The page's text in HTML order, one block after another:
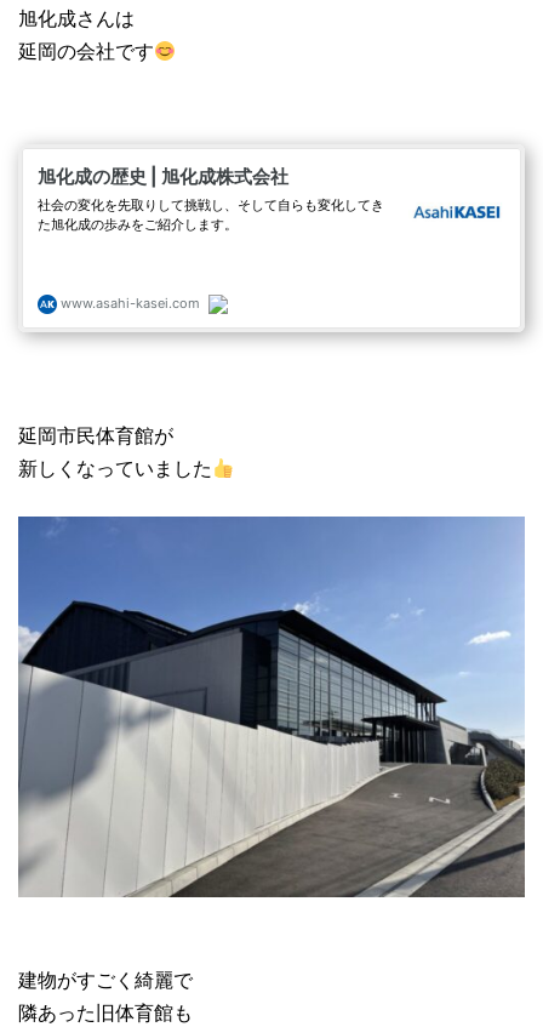
旭化成さんは
延岡の会社です
延岡市民体育館が
新しくなっていました
建物がすごく綺麗で
隣あった旧体育館も